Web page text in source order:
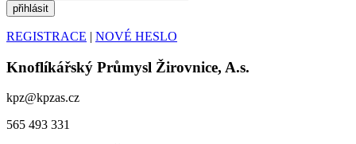
REGISTRACE | NOVÉ HESLO
Knoflíkářský Průmysl Žirovnice, A.s.
kpz@kpzas.cz
565 493 331